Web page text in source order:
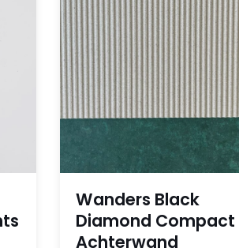
Wanders Black
Diamond Compact
Achterwand